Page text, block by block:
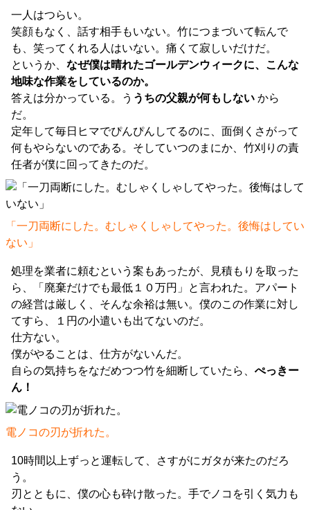
一人はつらい。
笑顔もなく、話す相手もいない。竹につまづいて転んで
も、笑ってくれる人はいない。痛くて寂しいだけだ。
というか、 なぜ僕は晴れたゴールデンウィークに、こんな
地味な作業をしているのか。
答えは分かっている。う うちの父親が何もしない から
だ。
定年して毎日ヒマでぴんぴんしてるのに、面倒くさがって
何もやらないのである。そしていつのまにか、竹刈りの責
任者が僕に回ってきたのだ。
「一刀両断にした。むしゃくしゃしてやった。後悔はしてい
ない」
処理を業者に頼むという案もあったが、見積もりを取った
ら、「廃棄だけでも最低１０万円」と言われた。アパート
の経営は厳しく、そんな余裕は無い。僕のこの作業に対し
てすら、１円の小遣いも出てないのだ。
仕方ない。
僕がやることは、仕方がないんだ。
自らの気持ちをなだめつつ竹を細断していたら、 ぺっきー
ん！
電ノコの刃が折れた。
10時間以上ずっと運転して、さすがにガタが来たのだろ
う。
刃とともに、僕の心も砕け散った。手でノコを引く気力も